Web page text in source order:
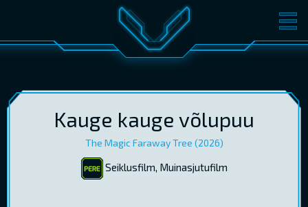
FILMID PILETID
KONVERENTS V-KLUBI
KINKEKAARDID
Kauge kauge võlupuu
The Magic Faraway Tree (2026)
Seiklusfilm, Muinasjutufilm